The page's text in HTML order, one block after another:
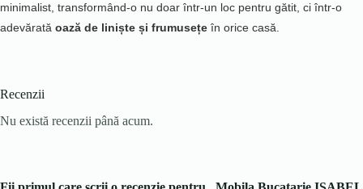
minimalist, transformând-o nu doar într-un loc pentru gătit, ci într-o
adevărată oază de liniște și frumusețe în orice casă.
Recenzii
Nu există recenzii până acum.